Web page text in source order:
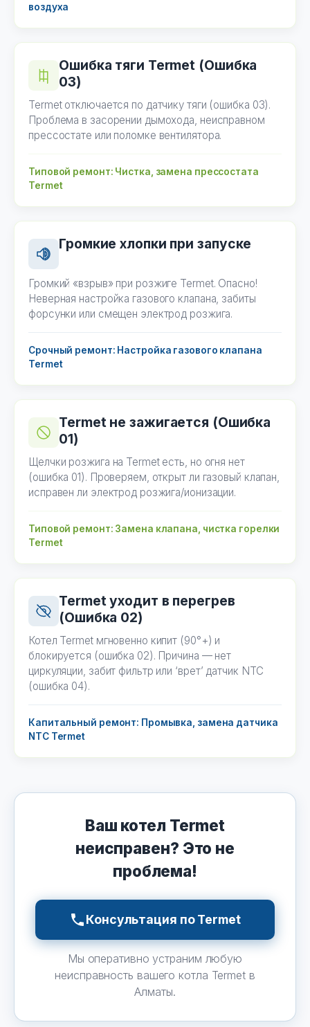
воздуха
Ошибка тяги Termet (Ошибка
03)
Termet отключается по датчику тяги (ошибка 03).
Проблема в засорении дымохода, неисправном
прессостате или поломке вентилятора.
Типовой ремонт: Чистка, замена прессостата
Termet
Громкие хлопки при запуске
Громкий «взрыв» при розжиге Termet. Опасно!
Неверная настройка газового клапана, забиты
форсунки или смещен электрод розжига.
Срочный ремонт: Настройка газового клапана
Termet
Termet не зажигается (Ошибка
01)
Щелчки розжига на Termet есть, но огня нет
(ошибка 01). Проверяем, открыт ли газовый клапан,
исправен ли электрод розжига/ионизации.
Типовой ремонт: Замена клапана, чистка горелки
Termet
Termet уходит в перегрев
(Ошибка 02)
Котел Termet мгновенно кипит (90°+) и
блокируется (ошибка 02). Причина — нет
циркуляции, забит фильтр или ‘врет’ датчик NTC
(ошибка 04).
Капитальный ремонт: Промывка, замена датчика
NTC Termet
Ваш котел Termet
неисправен? Это не
проблема!
Консультация по Termet
Мы оперативно устраним любую
неисправность вашего котла Termet в
Алматы.